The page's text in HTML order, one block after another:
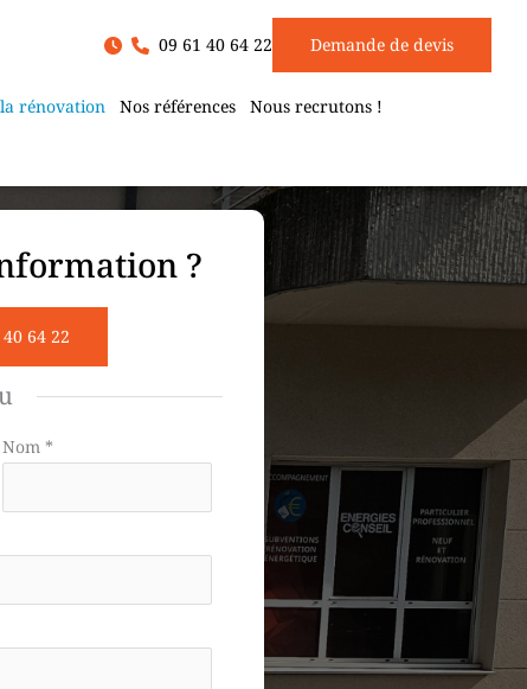
rénovation Nos références
Nous recrutons !
09 61 40 64 22 Demande de devis
?
64 22
Nom *